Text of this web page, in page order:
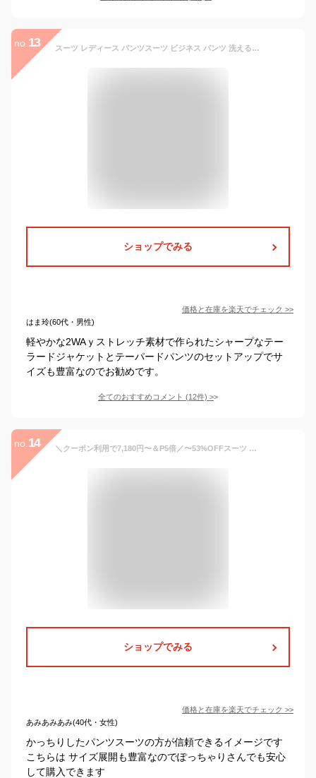
no. 13 スーツ レディース パンツスーツ ビジネス パンツ 洗える ストレッチ 9分丈 セット オフィス 仕事 通勤 大きいサイズ 7号 9号 11号 13号 15号 17号 19号 グレー ストライプ ネイビー 黒 無地 ニッセン nissen
ショップでみる
価格と在庫を楽天でチェック >>
はま玲(60代・男性)
軽やかな2WAｙストレッチ素材で作られたシャープなテー
ラードジャケットとテーパードパンツのセットアップでサ
イズも豊富なのでお勧めです。
全てのおすすめコメント (12件) >
no. 14 ＼クーポン利用で7,180円〜＆P5倍／〜53%OFFスーツ レディース 大きいサイズ ビジネススーツ セットアップ 夏 洗える ストレッチ パンツスーツ ロングジャケット 春秋冬 30代 40代 50代 通勤 面接 サマースーツ オフィス 試着チケット対象 【365日即日発送】
ショップでみる
価格と在庫を楽天でチェック >>
あみあみあみ(40代・女性)
かっちりしたパンツスーツの方が信頼できるイメージです
こちらは サイズ展開も豊富なのでぽっちゃりさんでも安心
して購入できます